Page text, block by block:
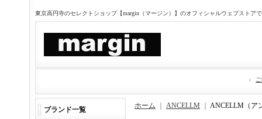
東京高円寺のセレクトショップ【margin（マージン）】のオフィシャルウェブストア
ブランド一覧 ホーム ANCELLM ANCELLM（ア